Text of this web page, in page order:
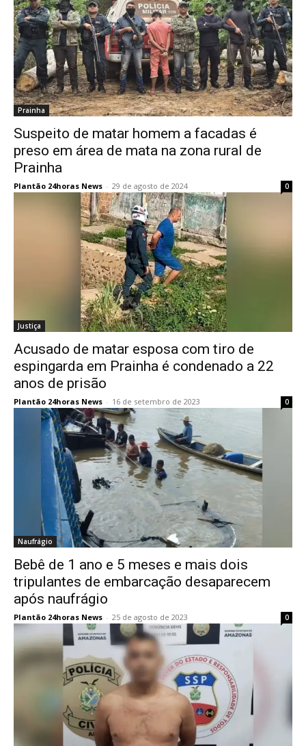
Prainha
Suspeito de matar homem a facadas é
preso em área de mata na zona rural de
Prainha
Plantão 24horas News - 29 de agosto de 2024 0
Justiça
Acusado de matar esposa com tiro de
espingarda em Prainha é condenado a 22
anos de prisão
Plantão 24horas News - 16 de setembro de 2023 0
Naufrágio
Bebê de 1 ano e 5 meses e mais dois
tripulantes de embarcação desaparecem
após naufrágio
Plantão 24horas News - 25 de agosto de 2023 0